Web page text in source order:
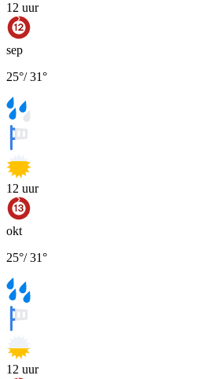
12 uur
sep
25°/31°
12 uur
okt
25°/31°
12 uur